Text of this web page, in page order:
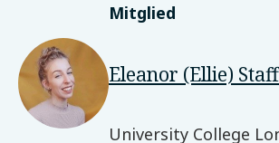
Mitglied
Eleanor (Ellie)
University College